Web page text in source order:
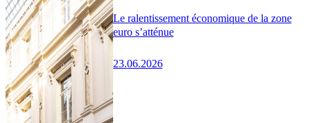
Le ralentissement économique de la zone
euro s’atténue
23.06.2026